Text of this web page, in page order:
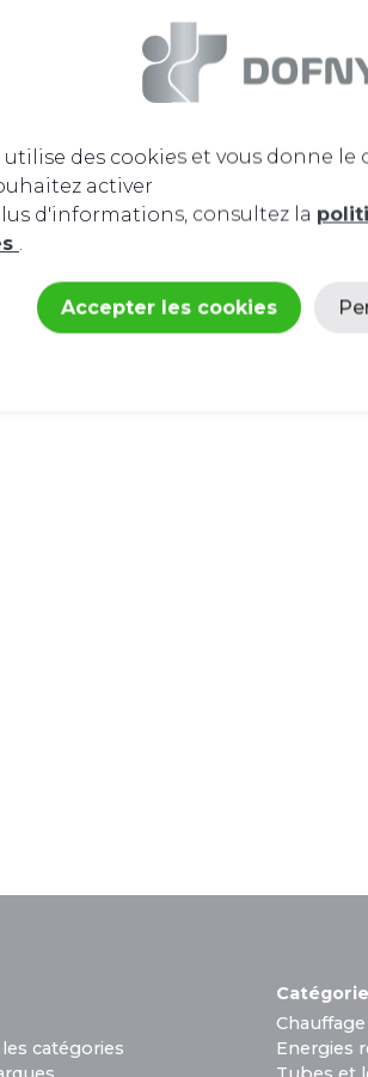
catégories
Chauffage
Energies
utilise des cookies et vous donne le
activer
d'informations, consultez la
Accepter les cookies